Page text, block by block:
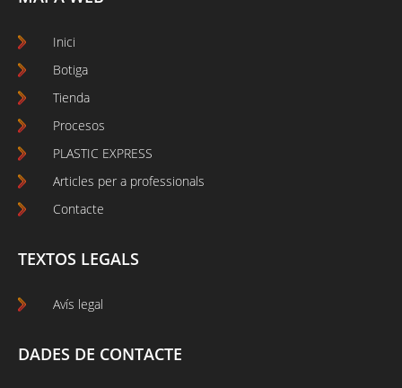
Inici
Botiga
Tienda
Procesos
PLASTIC EXPRESS
Articles per a professionals
Contacte
TEXTOS LEGALS
Avís legal
DADES DE CONTACTE